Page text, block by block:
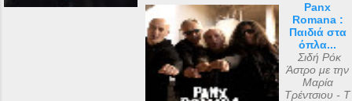
Panx
Romana :
Παιδιά στα
όπλα...
Σιδή Ρόκ
Άστρο με την
Μαρία
Τρέντσιου - Τ